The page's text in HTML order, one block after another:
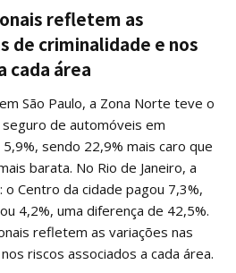
refletem as
de criminalidade e nos
cada área
São Paulo, a Zona Norte teve o
de automóveis em
sendo 22,9% mais caro que
barata. No Rio de Janeiro, a
Centro da cidade pagou 7,3%,
4,2%, uma diferença de 42,5%.
refletem as variações nas
riscos associados a cada área.